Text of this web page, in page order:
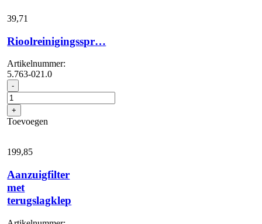
39,71
Rioolreinigingsspr…
Artikelnummer:
5.763-021.0
- Rioolreinigingsspr...
aantal
+
Toevoegen
199,85
Aanzuigfilter
met
terugslagklep